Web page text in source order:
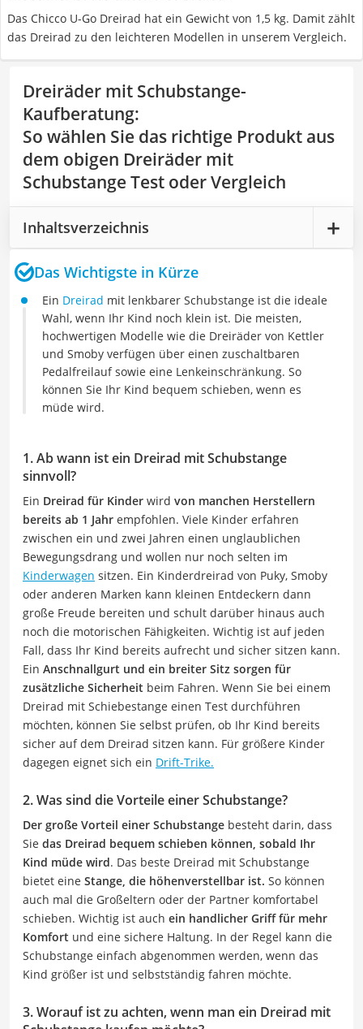
Das Chicco U-Go Dreirad hat ein Gewicht von 1,5 kg. Damit zählt
das Dreirad zu den leichteren Modellen in unserem Vergleich.
Dreiräder mit Schubstange-
Kaufberatung:
So wählen Sie das richtige Produkt aus
dem obigen Dreiräder mit
Schubstange Test oder Vergleich
Inhaltsverzeichnis
Das Wichtigste in Kürze
Ein Dreirad mit lenkbarer Schubstange ist die ideale
Wahl, wenn Ihr Kind noch klein ist. Die meisten,
hochwertigen Modelle wie die Dreiräder von Kettler
und Smoby verfügen über einen zuschaltbaren
Pedalfreilauf sowie eine Lenkeinschränkung. So
können Sie Ihr Kind bequem schieben, wenn es
müde wird.
1. Ab wann ist ein Dreirad mit Schubstange
sinnvoll?
Ein Dreirad für Kinder wird von manchen Herstellern
bereits ab 1 Jahr empfohlen. Viele Kinder erfahren
zwischen ein und zwei Jahren einen unglaublichen
Bewegungsdrang und wollen nur noch selten im
Kinderwagen sitzen. Ein Kinderdreirad von Puky, Smoby
oder anderen Marken kann kleinen Entdeckern dann
große Freude bereiten und schult darüber hinaus auch
noch die motorischen Fähigkeiten. Wichtig ist auf jeden
Fall, dass Ihr Kind bereits aufrecht und sicher sitzen kann.
Ein Anschnallgurt und ein breiter Sitz sorgen für
zusätzliche Sicherheit beim Fahren. Wenn Sie bei einem
Dreirad mit Schiebestange einen Test durchführen
möchten, können Sie selbst prüfen, ob Ihr Kind bereits
sicher auf dem Dreirad sitzen kann. Für größere Kinder
dagegen eignet sich ein Drift-Trike.
2. Was sind die Vorteile einer Schubstange?
Der große Vorteil einer Schubstange besteht darin, dass
Sie das Dreirad bequem schieben können, sobald Ihr
Kind müde wird. Das beste Dreirad mit Schubstange
bietet eine Stange, die höhenverstellbar ist. So können
auch mal die Großeltern oder der Partner komfortabel
schieben. Wichtig ist auch ein handlicher Griff für mehr
Komfort und eine sichere Haltung. In der Regel kann die
Schubstange einfach abgenommen werden, wenn das
Kind größer ist und selbstständig fahren möchte.
3. Worauf ist zu achten, wenn man ein Dreirad mit